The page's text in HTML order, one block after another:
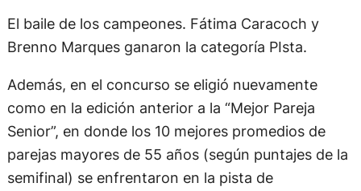
El baile de los campeones. Fátima Caracoch y
Brenno Marques ganaron la categoría PIsta.
Además, en el concurso se eligió nuevamente
como en la edición anterior a la “Mejor Pareja
Senior”, en donde los 10 mejores promedios de
parejas mayores de 55 años (según puntajes de la
semifinal) se enfrentaron en la pista de